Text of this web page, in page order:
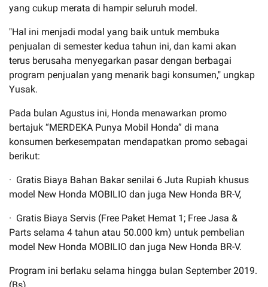
yang cukup merata di hampir seluruh model.
"Hal ini menjadi modal yang baik untuk membuka
penjualan di semester kedua tahun ini, dan kami akan
terus berusaha menyegarkan pasar dengan berbagai
program penjualan yang menarik bagi konsumen," ungkap
Yusak.
Pada bulan Agustus ini, Honda menawarkan promo
bertajuk “MERDEKA Punya Mobil Honda” di mana
konsumen berkesempatan mendapatkan promo sebagai
berikut:
· Gratis Biaya Bahan Bakar senilai 6 Juta Rupiah khusus
model New Honda MOBILIO dan juga New Honda BR-V,
· Gratis Biaya Servis (Free Paket Hemat 1; Free Jasa &
Parts selama 4 tahun atau 50.000 km) untuk pembelian
model New Honda MOBILIO dan juga New Honda BR-V.
Program ini berlaku selama hingga bulan September 2019.
(Bs)